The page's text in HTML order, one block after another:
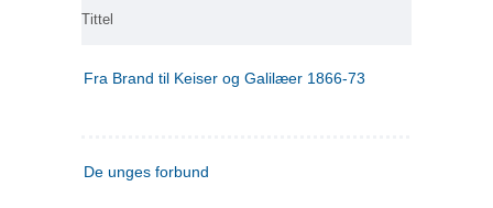
Tittel
Fra Brand til Keiser og Galilæer 1866-73
De unges forbund